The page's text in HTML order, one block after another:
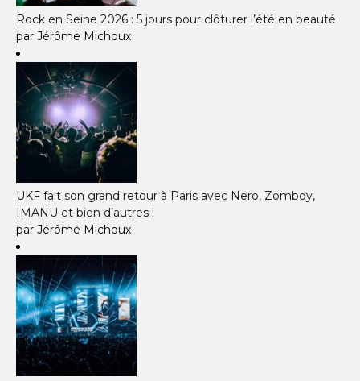
Rock en Seine 2026 : 5 jours pour clôturer l’été en beauté
par Jérôme Michoux
UKF fait son grand retour à Paris avec Nero, Zomboy,
IMANU et bien d’autres !
par Jérôme Michoux